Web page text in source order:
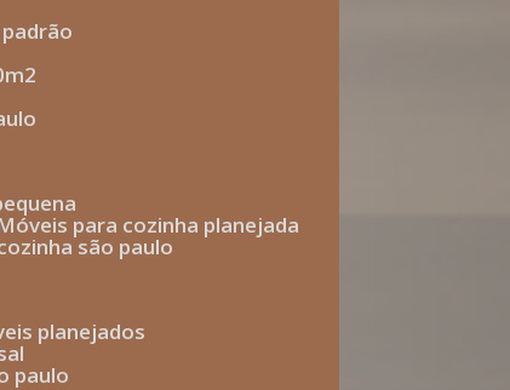
móveis para cozinha planejada
são paulo
planejados
paulo